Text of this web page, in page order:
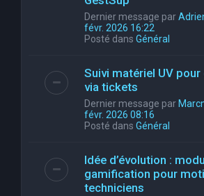
Dernier message par
févr. 2026 16:22
Posté dans Général
Suivi matériel UV pour
via tickets
Dernier message par
févr. 2026 08:16
Posté dans Général
Idée d’évolution :
gamification pour
techniciens